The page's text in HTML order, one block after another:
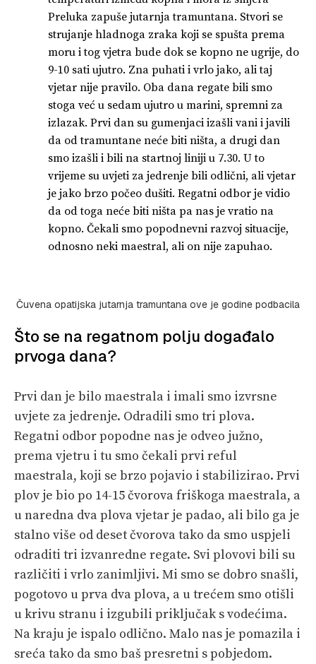
Preluka zapuše jutarnja tramuntana. Stvori se
strujanje hladnoga zraka koji se spušta prema
moru i tog vjetra bude dok se kopno ne ugrije, do
9-10 sati ujutro. Zna puhati i vrlo jako, ali taj
vjetar nije pravilo. Oba dana regate bili smo
stoga već u sedam ujutro u marini, spremni za
izlazak. Prvi dan su gumenjaci izašli vani i javili
da od tramuntane neće biti ništa, a drugi dan
smo izašli i bili na startnoj liniji u 7.30. U to
vrijeme su uvjeti za jedrenje bili odlični, ali vjetar
je jako brzo počeo dušiti. Regatni odbor je vidio
da od toga neće biti ništa pa nas je vratio na
kopno. Čekali smo popodnevni razvoj situacije,
odnosno neki maestral, ali on nije zapuhao.
Čuvena opatijska jutarnja tramuntana ove je godine podbacila
Što se na regatnom polju događalo
prvoga dana?
Prvi dan je bilo maestrala i imali smo izvrsne
uvjete za jedrenje. Odradili smo tri plova.
Regatni odbor popodne nas je odveo južno,
prema vjetru i tu smo čekali prvi reful
maestrala, koji se brzo pojavio i stabilizirao. Prvi
plov je bio po 14-15 čvorova friškoga maestrala, a
u naredna dva plova vjetar je padao, ali bilo ga je
stalno više od deset čvorova tako da smo uspjeli
odraditi tri izvanredne regate. Svi plovovi bili su
različiti i vrlo zanimljivi. Mi smo se dobro snašli,
pogotovo u prva dva plova, a u trećem smo otišli
u krivu stranu i izgubili priključak s vodećima.
Na kraju je ispalo odlično. Malo nas je pomazila i
sreća tako da smo baš presretni s pobjedom.